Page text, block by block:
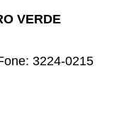
VERDE
3224-0215